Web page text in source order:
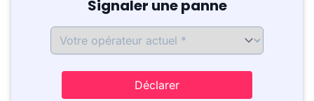
Signaler une panne
Déclarer